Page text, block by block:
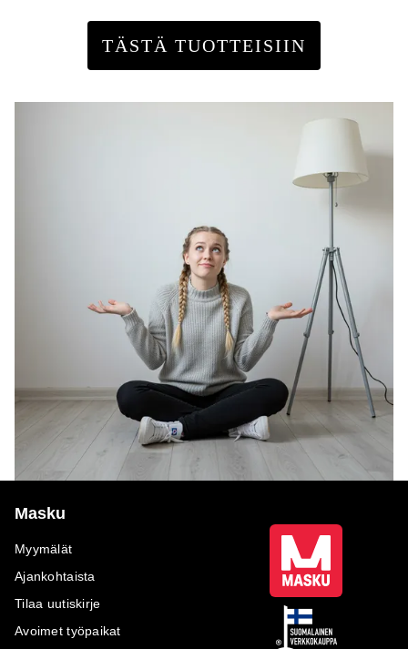
TÄSTÄ TUOTTEISIIN
Masku
Myymälät
Ajankohtaista
Tilaa uutiskirje
Avoimet työpaikat